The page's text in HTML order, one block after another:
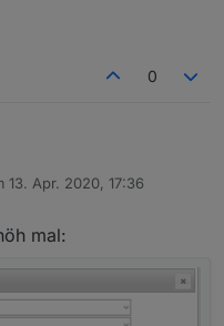
0
13. Apr. 2020, 17:36
von
mal: